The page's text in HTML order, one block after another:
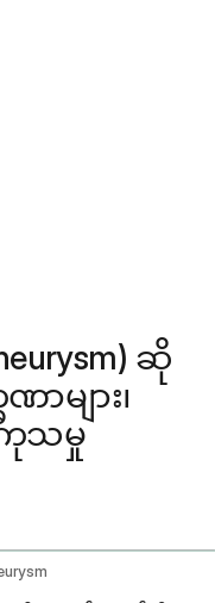
ဆို
များ၊
ကုသမှု